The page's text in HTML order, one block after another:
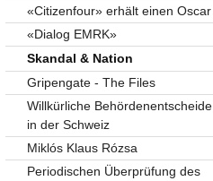
«Citizenfour» erhält einen Oscar
«Dialog EMRK»
Skandal & Nation
Gripengate - The Files
Willkürliche Behördenentscheide
in der Schweiz
Miklós Klaus Rózsa
Periodischen Überprüfung des